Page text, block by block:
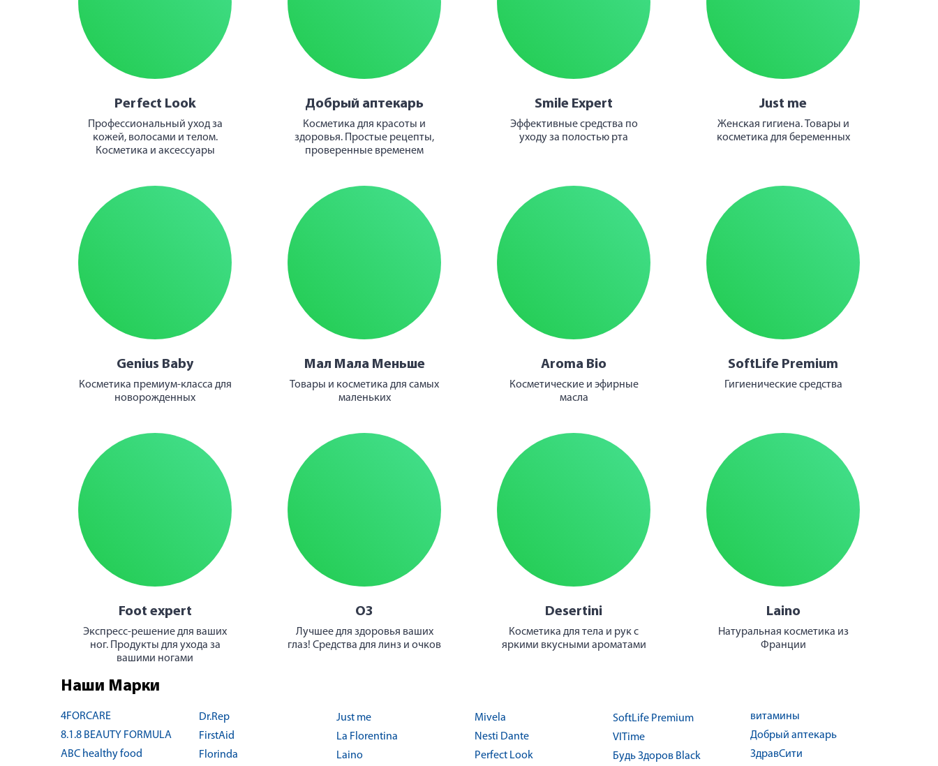
Perfect Look
Профессиональный уход за
кожей, волосами и телом.
Косметика и аксессуары
Добрый аптекарь
Косметика для красоты и
здоровья. Простые рецепты,
проверенные временем
Smile Expert
Эффективные средства по
уходу за полостью рта
Just me
Женская гигиена. Товары и
косметика для беременных
Genius Baby
Косметика премиум-класса для
новорожденных
Мал Мала Меньше
Товары и косметика для самых
маленьких
Aroma Bio
Косметические и эфирные
масла
SoftLife Premium
Гигиенические средства
Foot expert
Экспресс-решение для ваших
ног. Продукты для ухода за
вашими ногами
О3
Лучшее для здоровья ваших
глаз! Средства для линз и очков
Desertini
Косметика для тела и рук с
яркими вкусными ароматами
Laino
Натуральная косметика из
Франции
Наши Марки
4FORCARE
8.1.8 BEAUTY FORMULA
ABC healthy food
Dr.Rep
FirstAid
Florinda
Just me
La Florentina
Laino
Mivela
Nesti Dante
Perfect Look
SoftLife Premium
VITime
Будь Здоров Black
витамины
Добрый аптекарь
ЗдравСити